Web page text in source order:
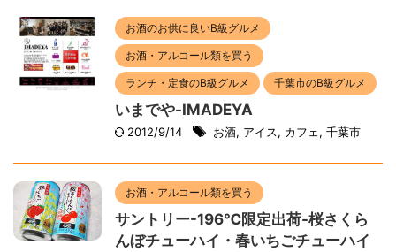
お酒のお供に良いB級グルメ
お酒・アルコール類を買う
ランチ・定食のB級グルメ 千葉市のB級グルメ
いまでや-IMADEYA
2012/9/14 お酒, アイス, カフェ, 千葉市
お酒・アルコール類を買う
サントリー-196℃限定出荷-桜さくら
んぼチューハイ・春いちごチューハイ